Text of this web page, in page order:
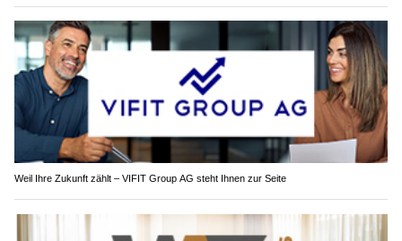
Weil Ihre Zukunft zählt – VIFIT Group AG steht Ihnen zur Seite